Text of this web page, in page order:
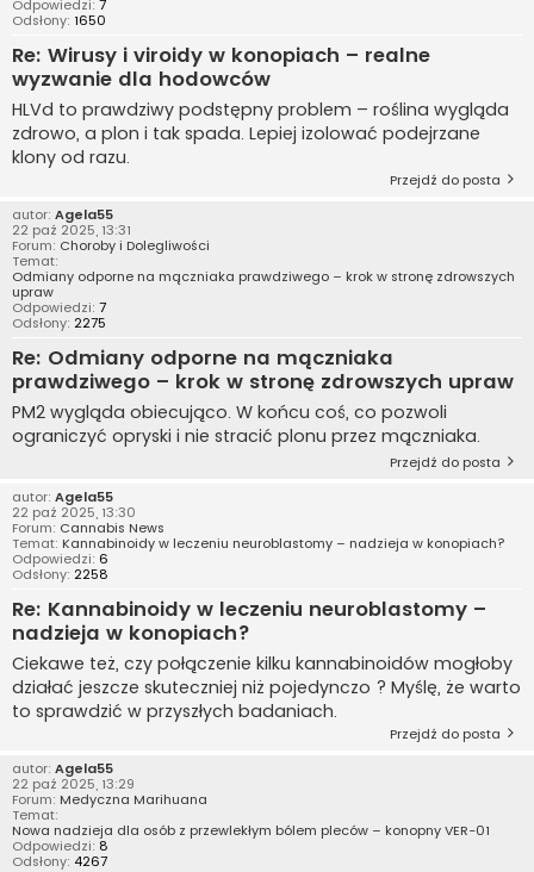
Odpowiedzi: 7
Odsłony: 1650
Re: Wirusy i viroidy w konopiach – realne
wyzwanie dla hodowców
HLVd to prawdziwy podstępny problem – roślina wygląda
zdrowo, a plon i tak spada. Lepiej izolować podejrzane
klony od razu.
Przejdź do posta
autor: Agela55
22 paź 2025, 13:31
Forum: Choroby i Dolegliwości
Temat:
Odmiany odporne na mączniaka prawdziwego – krok w stronę zdrowszych
upraw
Odpowiedzi: 7
Odsłony: 2275
Re: Odmiany odporne na mączniaka
prawdziwego – krok w stronę zdrowszych upraw
PM2 wygląda obiecująco. W końcu coś, co pozwoli
ograniczyć opryski i nie stracić plonu przez mączniaka.
Przejdź do posta
autor: Agela55
22 paź 2025, 13:30
Forum: Cannabis News
Temat: Kannabinoidy w leczeniu neuroblastomy – nadzieja w konopiach?
Odpowiedzi: 6
Odsłony: 2258
Re: Kannabinoidy w leczeniu neuroblastomy –
nadzieja w konopiach?
Ciekawe też, czy połączenie kilku kannabinoidów mogłoby
działać jeszcze skuteczniej niż pojedynczo ? Myślę, że warto
to sprawdzić w przyszłych badaniach.
Przejdź do posta
autor: Agela55
22 paź 2025, 13:29
Forum: Medyczna Marihuana
Temat:
Nowa nadzieja dla osób z przewlekłym bólem pleców – konopny VER-01
Odpowiedzi: 8
Odsłony: 4267